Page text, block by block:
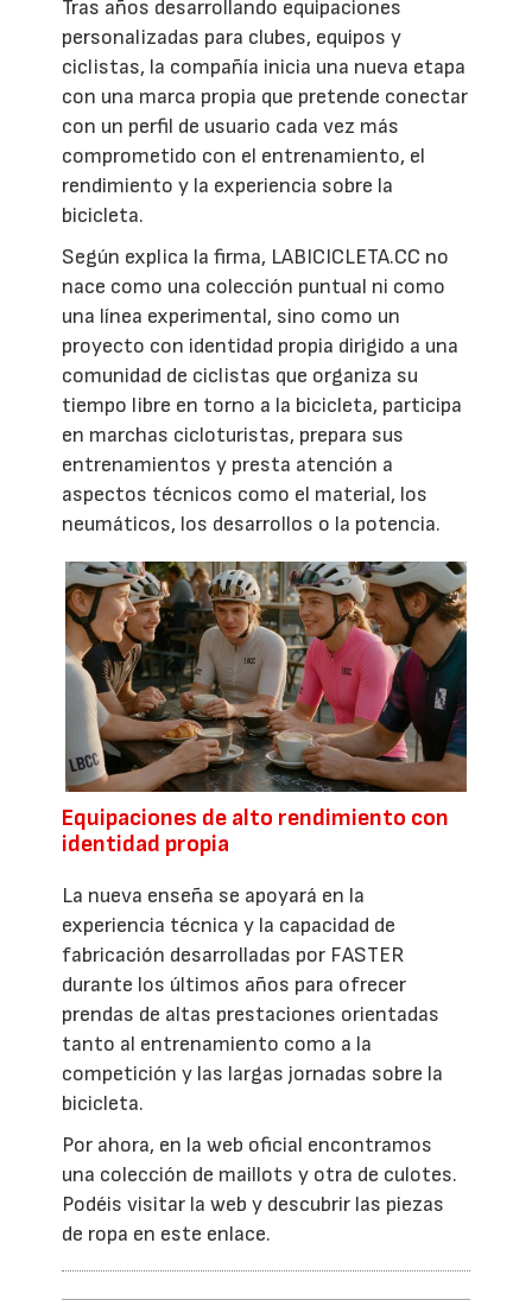
Tras años desarrollando equipaciones
personalizadas para clubes, equipos y
ciclistas, la compañía inicia una nueva etapa
con una marca propia que pretende conectar
con un perfil de usuario cada vez más
comprometido con el entrenamiento, el
rendimiento y la experiencia sobre la
bicicleta.
Según explica la firma, LABICICLETA.CC no
nace como una colección puntual ni como
una línea experimental, sino como un
proyecto con identidad propia dirigido a una
comunidad de ciclistas que organiza su
tiempo libre en torno a la bicicleta, participa
en marchas cicloturistas, prepara sus
entrenamientos y presta atención a
aspectos técnicos como el material, los
neumáticos, los desarrollos o la potencia.
Equipaciones de alto rendimiento con
identidad propia
La nueva enseña se apoyará en la
experiencia técnica y la capacidad de
fabricación desarrolladas por FASTER
durante los últimos años para ofrecer
prendas de altas prestaciones orientadas
tanto al entrenamiento como a la
competición y las largas jornadas sobre la
bicicleta.
Por ahora, en la web oficial encontramos
una colección de maillots y otra de culotes.
Podéis visitar la web y descubrir las piezas
de ropa en este enlace.